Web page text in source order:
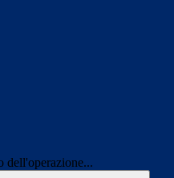
dell'operazione...